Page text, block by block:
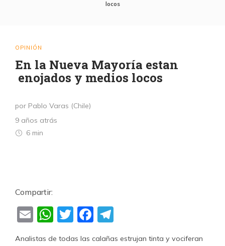
locos
OPINIÓN
En la Nueva Mayoría estan
enojados y medios locos
por Pablo Varas (Chile)
9 años atrás
6 min
Compartir:
EmailWhatsApp
TwitterFacebook
Analistas de todas las calañas estrujan tinta y vociferan